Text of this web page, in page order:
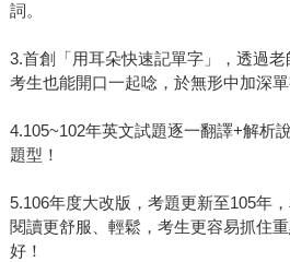
詞。
3.首創「用耳朵快速記單字」，透過
考生也能開口一起唸，於無形中加深單
4.105~102年英文試題逐一翻譯+解析
題型！
5.106年度大改版，考題更新至105年
閱讀更舒服、輕鬆，考生更容易抓住
好！